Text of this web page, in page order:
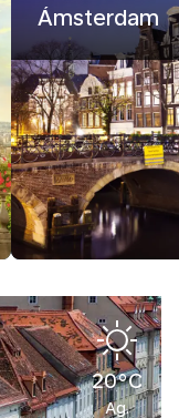
Ámsterdam
20°C
Ag.